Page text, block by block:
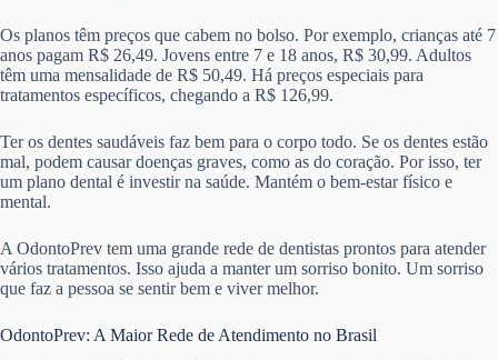
Os planos têm preços que cabem no bolso. Por exemplo, crianças até 7
anos pagam R$ 26,49. Jovens entre 7 e 18 anos, R$ 30,99. Adultos
têm uma mensalidade de R$ 50,49. Há preços especiais para
tratamentos específicos, chegando a R$ 126,99.
Ter os dentes saudáveis faz bem para o corpo todo. Se os dentes estão
mal, podem causar doenças graves, como as do coração. Por isso, ter
um plano dental é investir na saúde. Mantém o bem-estar físico e
mental.
A OdontoPrev tem uma grande rede de dentistas prontos para atender
vários tratamentos. Isso ajuda a manter um sorriso bonito. Um sorriso
que faz a pessoa se sentir bem e viver melhor.
OdontoPrev: A Maior Rede de Atendimento no Brasil